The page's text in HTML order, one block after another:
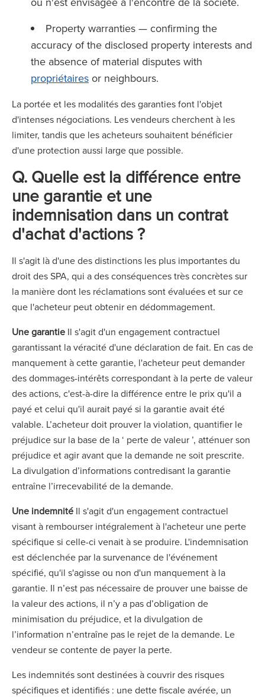
Property warranties — confirming the
accuracy of the disclosed property interests and
the absence of material disputes with
propriétaires or neighbours.
La portée et les modalités des garanties font l'objet
d'intenses négociations. Les vendeurs cherchent à les
limiter, tandis que les acheteurs souhaitent bénéficier
d'une protection aussi large que possible.
Q. Quelle est la différence entre
une garantie et une
indemnisation dans un contrat
d'achat d'actions ?
Il s'agit là d'une des distinctions les plus importantes du
droit des SPA, qui a des conséquences très concrètes sur
la manière dont les réclamations sont évaluées et sur ce
que l'acheteur peut obtenir en dédommagement.
Une garantie Il s'agit d'un engagement contractuel
garantissant la véracité d'une déclaration de fait. En cas de
manquement à cette garantie, l'acheteur peut demander
des dommages-intérêts correspondant à la perte de valeur
des actions, c'est-à-dire la différence entre le prix qu'il a
payé et celui qu'il aurait payé si la garantie avait été
valable. L’acheteur doit prouver la violation, quantifier le
préjudice sur la base de la ‘ perte de valeur ’, atténuer son
préjudice et agir avant que la demande ne soit prescrite.
La divulgation d’informations contredisant la garantie
entraîne l’irrecevabilité de la demande.
Une indemnité Il s'agit d'un engagement contractuel
visant à rembourser intégralement à l'acheteur une perte
spécifique si celle-ci venait à se produire. L'indemnisation
est déclenchée par la survenance de l'événement
spécifié, qu'il s'agisse ou non d'un manquement à la
garantie. Il n’est pas nécessaire de prouver une baisse de
la valeur des actions, il n’y a pas d’obligation de
minimisation du préjudice, et la divulgation de
l’information n’entraîne pas le rejet de la demande. Le
vendeur se contente de payer la perte.
Les indemnités sont destinées à couvrir des risques
spécifiques et identifiés : une dette fiscale avérée, un